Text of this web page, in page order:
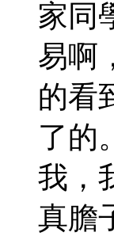
家同
易啊
的看
了的
我，
真膽